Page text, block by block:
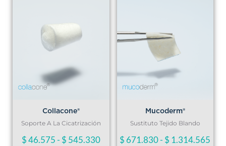
Collacone®
Soporte A La Cicatrización
$46.575- $ 545.330
precios:
$ 46.575
$ 545.330
Mucoderm®
Sustituto Tejido Blando
$ 671.830- $ 1.314.565